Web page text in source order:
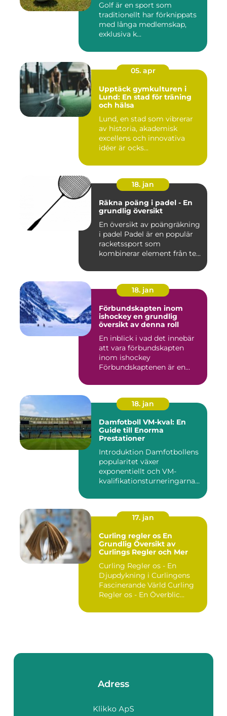
Golf är en sport som
traditionellt har förknippats
med långa medlemskap,
exklusiva k...
05. apr
Upptäck gymkulturen i
Lund: En stad för träning
och hälsa
Lund, en stad som vibrerar
av historia, akademisk
excellens och innovativa
idéer är ocks...
18. jan
Räkna poäng i padel - En
grundlig översikt
En översikt av poängräkning
i padel Padel är en populär
racketssport som
kombinerar element från te...
18. jan
Förbundskapten inom
ishockey en grundlig
översikt av denna roll
En inblick i vad det innebär
att vara förbundskapten
inom ishockey
Förbundskaptenen är en
18. jan
Damfotboll VM-kval: En
Guide till Enorma
Prestationer
Introduktion Damfotbollens
popularitet växer
exponentiellt och VM-
kvalifikationsturneringarna
17. jan
Curling regler os En
Grundlig Översikt av
Curlings Regler och Mer
Curling Regler os - En
Djupdykning i Curlingens
Fascinerande Värld Curling
Regler os - En Överblic...
Adress